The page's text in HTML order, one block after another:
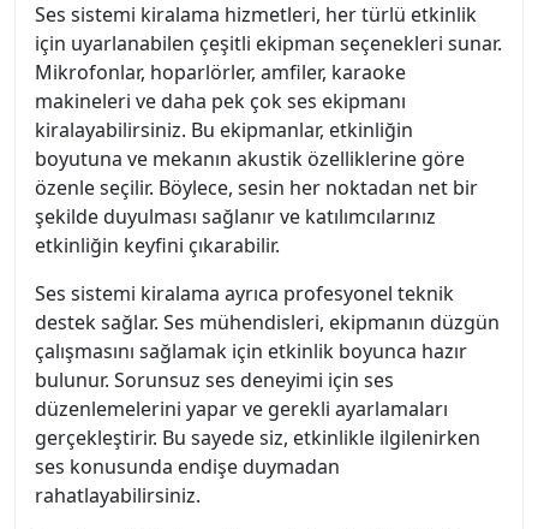
Ses sistemi kiralama hizmetleri, her türlü etkinlik
için uyarlanabilen çeşitli ekipman seçenekleri sunar.
Mikrofonlar, hoparlörler, amfiler, karaoke
makineleri ve daha pek çok ses ekipmanı
kiralayabilirsiniz. Bu ekipmanlar, etkinliğin
boyutuna ve mekanın akustik özelliklerine göre
özenle seçilir. Böylece, sesin her noktadan net bir
şekilde duyulması sağlanır ve katılımcılarınız
etkinliğin keyfini çıkarabilir.
Ses sistemi kiralama ayrıca profesyonel teknik
destek sağlar. Ses mühendisleri, ekipmanın düzgün
çalışmasını sağlamak için etkinlik boyunca hazır
bulunur. Sorunsuz ses deneyimi için ses
düzenlemelerini yapar ve gerekli ayarlamaları
gerçekleştirir. Bu sayede siz, etkinlikle ilgilenirken
ses konusunda endişe duymadan
rahatlayabilirsiniz.